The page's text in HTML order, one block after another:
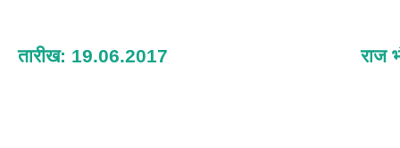
तारीख: 19.06.2017 राज